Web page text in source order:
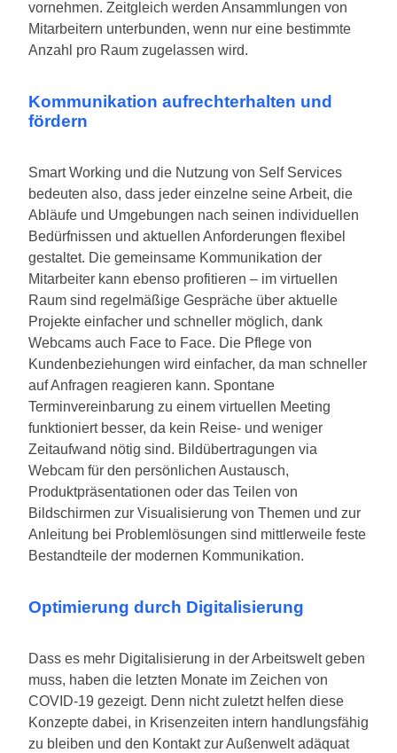
vornehmen. Zeitgleich werden Ansammlungen von
Mitarbeitern unterbunden, wenn nur eine bestimmte
Anzahl pro Raum zugelassen wird.
Kommunikation aufrechterhalten und
fördern
Smart Working und die Nutzung von Self Services
bedeuten also, dass jeder einzelne seine Arbeit, die
Abläufe und Umgebungen nach seinen individuellen
Bedürfnissen und aktuellen Anforderungen flexibel
gestaltet. Die gemeinsame Kommunikation der
Mitarbeiter kann ebenso profitieren – im virtuellen
Raum sind regelmäßige Gespräche über aktuelle
Projekte einfacher und schneller möglich, dank
Webcams auch Face to Face. Die Pflege von
Kundenbeziehungen wird einfacher, da man schneller
auf Anfragen reagieren kann. Spontane
Terminvereinbarung zu einem virtuellen Meeting
funktioniert besser, da kein Reise- und weniger
Zeitaufwand nötig sind. Bildübertragungen via
Webcam für den persönlichen Austausch,
Produktpräsentationen oder das Teilen von
Bildschirmen zur Visualisierung von Themen und zur
Anleitung bei Problemlösungen sind mittlerweile feste
Bestandteile der modernen Kommunikation.
Optimierung durch Digitalisierung
Dass es mehr Digitalisierung in der Arbeitswelt geben
muss, haben die letzten Monate im Zeichen von
COVID-19 gezeigt. Denn nicht zuletzt helfen diese
Konzepte dabei, in Krisenzeiten intern handlungsfähig
zu bleiben und den Kontakt zur Außenwelt adäquat